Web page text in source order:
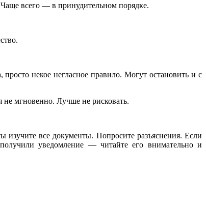
всего — в принудительном порядке.
некое негласное правило. Могут остановить и с
не мгновенно. Лучше не рисковать.
изучите все документы. Попросите разъяснения. Если
уведомление — читайте его внимательно и